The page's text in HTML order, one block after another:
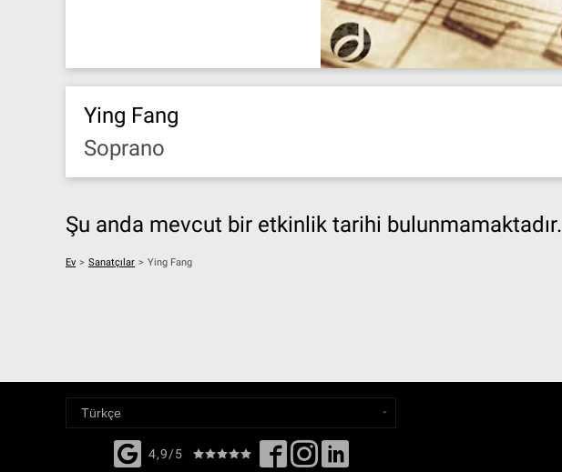
Ying Fang
Soprano
Şu anda mevcut bir etkinlik tarihi bulunmamaktadır.
Ev > Sanatçılar > Ying Fang
4,9/5